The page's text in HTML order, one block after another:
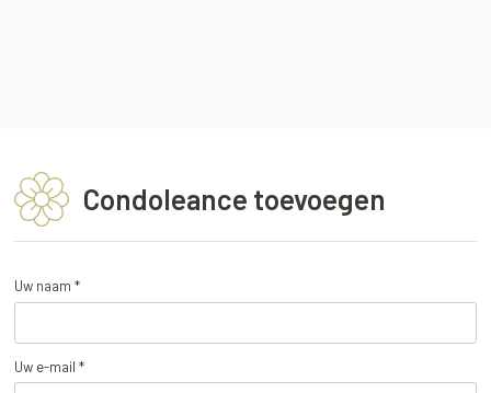
Condoleance toevoegen
Uw naam *
Uw e-mail *